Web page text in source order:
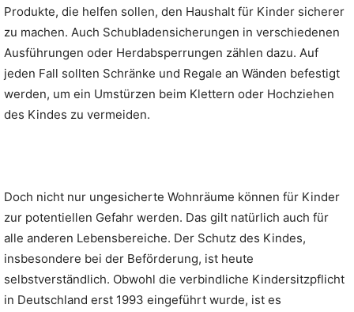
Produkte, die helfen sollen, den Haushalt für Kinder sicherer
zu machen. Auch Schubladensicherungen in verschiedenen
Ausführungen oder Herdabsperrungen zählen dazu. Auf
jeden Fall sollten Schränke und Regale an Wänden befestigt
werden, um ein Umstürzen beim Klettern oder Hochziehen
des Kindes zu vermeiden.
Doch nicht nur ungesicherte Wohnräume können für Kinder
zur potentiellen Gefahr werden. Das gilt natürlich auch für
alle anderen Lebensbereiche. Der Schutz des Kindes,
insbesondere bei der Beförderung, ist heute
selbstverständlich. Obwohl die verbindliche Kindersitzpflicht
in Deutschland erst 1993 eingeführt wurde, ist es